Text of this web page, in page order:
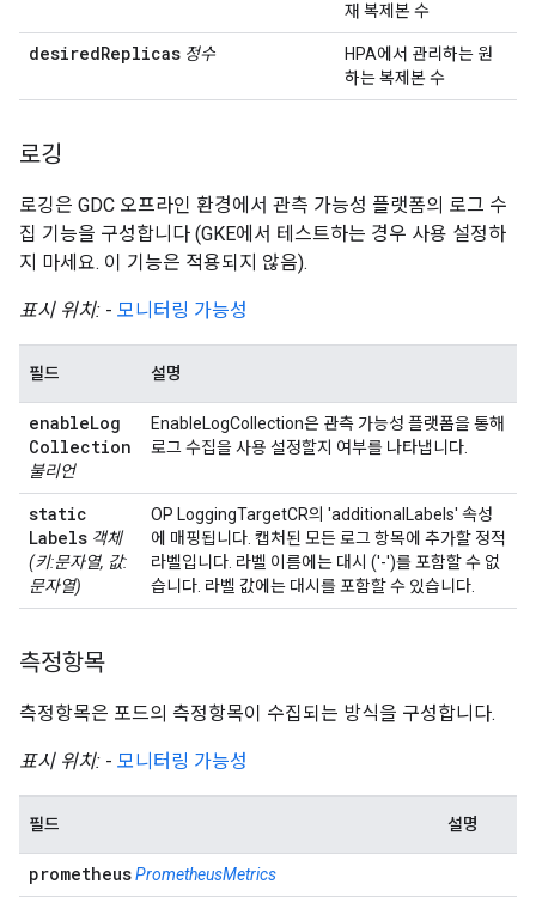
재 복제본 수
desiredReplicas 정수
HPA에서 관리하는 원
하는 복제본 수
로깅
로깅은 GDC 오프라인 환경에서 관측 가능성 플랫폼의 로그 수
집 기능을 구성합니다 (GKE에서 테스트하는 경우 사용 설정하
지 마세요. 이 기능은 적용되지 않음).
표시 위치: - 모니터링 가능성
필드 설명
enableLog
Collection
불리언
EnableLogCollection은 관측 가능성 플랫폼을 통해
로그 수집을 사용 설정할지 여부를 나타냅니다.
static
Labels 객체
(키:문자열, 값:
문자열)
OP LoggingTargetCR의 'additionalLabels' 속성
에 매핑됩니다. 캡처된 모든 로그 항목에 추가할 정적
라벨입니다. 라벨 이름에는 대시 ('-')를 포함할 수 없
습니다. 라벨 값에는 대시를 포함할 수 있습니다.
측정항목
측정항목은 포드의 측정항목이 수집되는 방식을 구성합니다.
표시 위치: - 모니터링 가능성
필드 설명
prometheusPrometheusMetrics